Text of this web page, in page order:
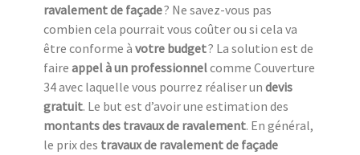
ravalement de façade? Ne savez-vous pas
combien cela pourrait vous coûter ou si cela va
être conforme à votre budget? La solution est de
faire appel à un professionnelcomme Couverture
34 avec laquelle vous pourrez réaliser un devis
gratuit. Le but est d’avoir une estimation des
montants des travaux de ravalement. En général,
le prix des travaux de ravalement de façade